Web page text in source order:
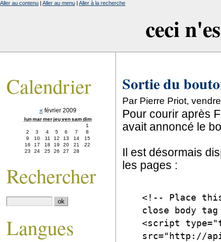
ceci
Aller au contenu | Aller au menu | Aller à la recherche
Sortie du
Par Pierre Priot,
Pour courir après
avait annoncé le
Il est désormais
les pages :
<!-- Place
close body
<script
src="http://
Calendrier
« février 2009
lun mar mer jeu ven sam dim
1
2
3 4 5 6 7
8
9
10 11 12 13 14
15
16
17 18 19 20 21
22
23
24 25 26 27 28
Rechercher
Langues